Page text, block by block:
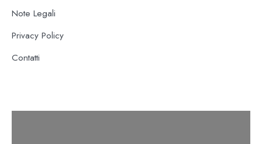
Note Legali
Privacy Policy
Contatti